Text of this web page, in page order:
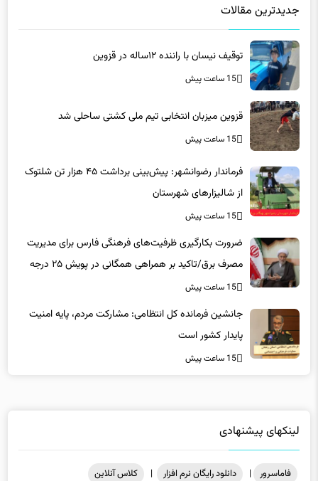
توقیف نیسان با راننده ۱۲ساله در قزوین
15 ساعت پیش
15 ساعت پیش
از شالیزارهای شهرستان
15 ساعت پیش
ضرورت بکارگیری ظرفیت‌های فرهنگی فارس برای مدیریت
مصرف برق/تاکید بر همراهی همگانی در پویش ۲۵ درجه
15 ساعت پیش
جانشین فرمانده کل انتظامی: مشارکت مردم، پایه امنیت
پایدار کشور است
15 ساعت پیش
فاماسرور | دانلود رایگان نرم افزار